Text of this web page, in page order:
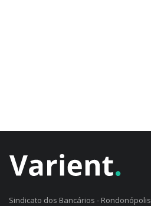
Sindicato dos Bancários - Rondonópolis